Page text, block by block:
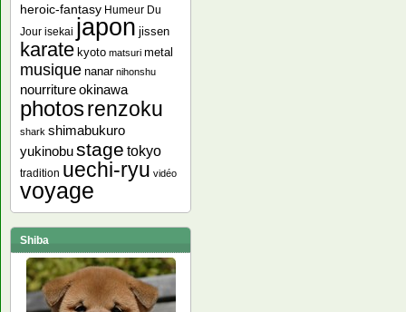
heroic-fantasy Humeur Du
Jour isekai japon jissen
karate kyoto matsuri metal
musique nanar nihonshu
nourritureokinawa
photosrenzoku
shark shimabukuro
yukinobustage tokyo
tradition uechi-ryu vidéo
voyage
Shiba